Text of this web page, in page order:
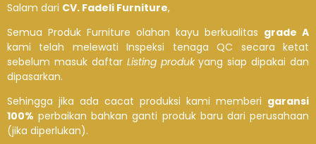
Salam dari CV. Fadeli Furniture,
Semua Produk Furniture olahan kayu berkualitas grade A
kami telah melewati Inspeksi tenaga QC secara ketat
sebelum masuk daftar Listing produkyang siap dipakai dan
dipasarkan.
Sehingga jika ada cacat produksi kami memberi garansi
100% perbaikan bahkan ganti produk baru dari perusahaan
(jika diperlukan).